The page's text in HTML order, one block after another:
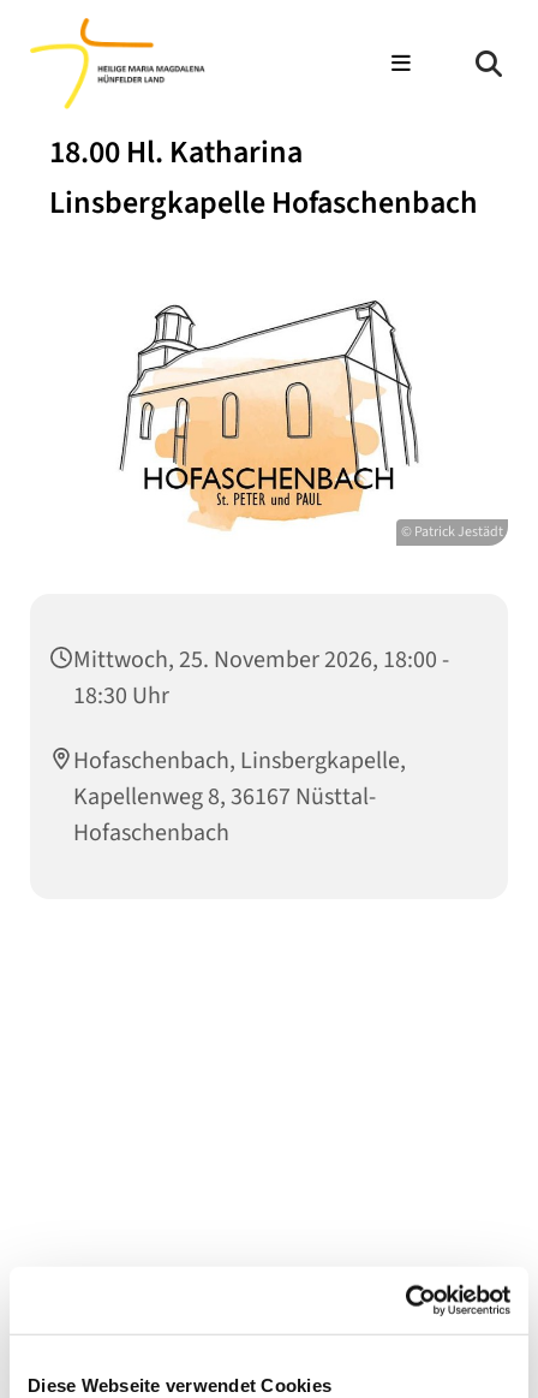
Diese Webseite verwendet Cookies
18.00 Hl. Katharina
Linsbergkapelle Hofaschenbach
© Patrick Jestädt
Mittwoch, 25. November 2026, 18:00 -
18:30 Uhr
Hofaschenbach, Linsbergkapelle,
Kapellenweg 8, 36167 Nüsttal-
Hofaschenbach